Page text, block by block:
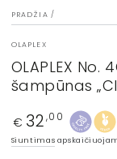
PRADŽIA /
OLAPLEX
OLAPLEX
šampūnas
Įprasta
kaina
€ 32 ,00
Siuntimas